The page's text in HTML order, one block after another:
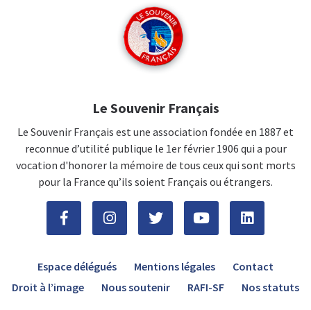
Le Souvenir Français
Le Souvenir Français est une association fondée en 1887 et
reconnue d’utilité publique le 1er février 1906 qui a pour
vocation d'honorer la mémoire de tous ceux qui sont morts
pour la France qu’ils soient Français ou étrangers.
Espace délégués Mentions légales
Contact
Droit à l’image
Nous soutenir RAFI-SF Nos statuts